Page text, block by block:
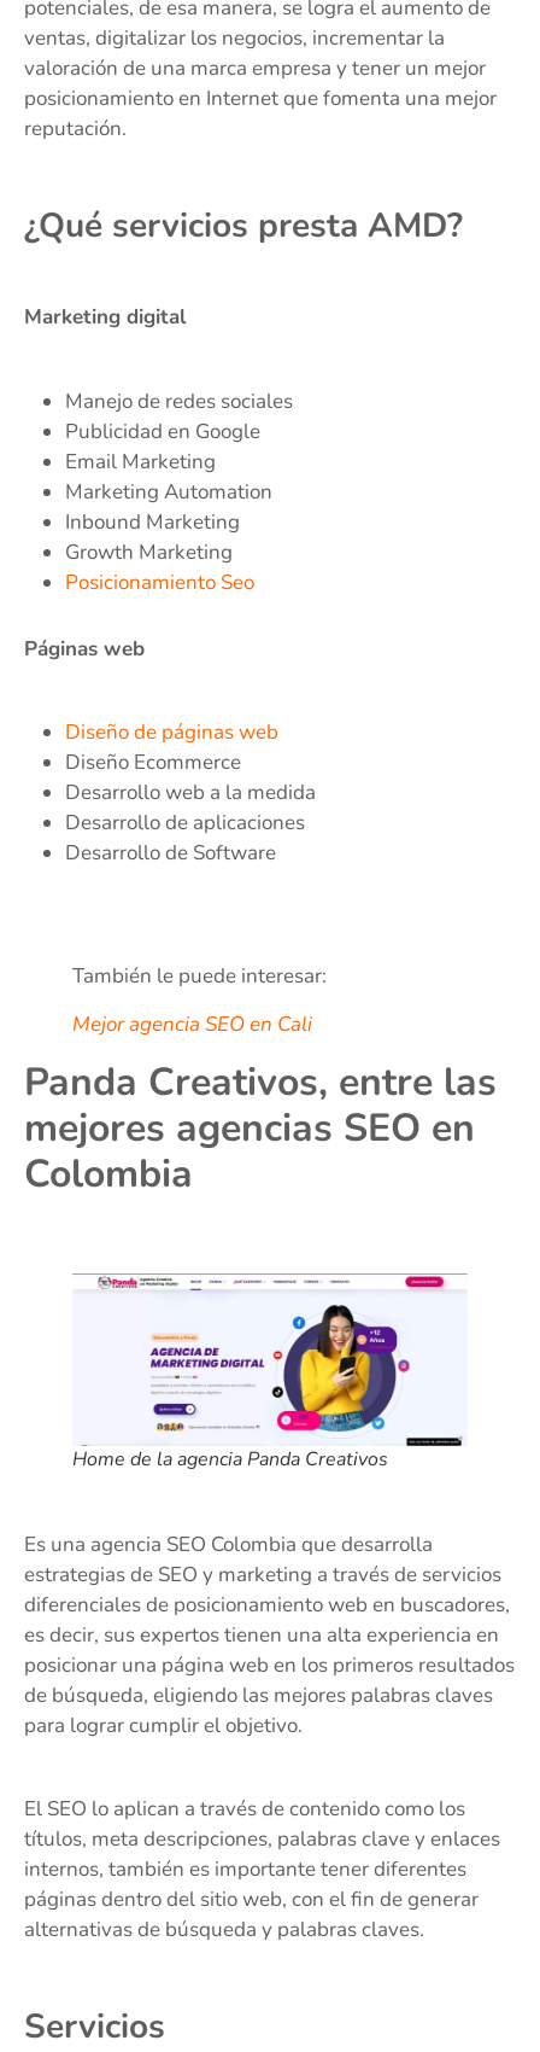
potenciales, de esa manera, se logra el aumento de
ventas, digitalizar los negocios, incrementar la
valoración de una marca empresa y tener un mejor
posicionamiento en Internet que fomenta una mejor
reputación.
¿Qué servicios presta AMD?
Marketing digital
Manejo de redes sociales
Publicidad en Google
Email Marketing
Marketing Automation
Inbound Marketing
Growth Marketing
Posicionamiento Seo
Páginas web
Diseño de páginas web
Diseño Ecommerce
Desarrollo web a la medida
Desarrollo de aplicaciones
Desarrollo de Software
También le puede interesar:
Mejor agencia SEO en Cali
Panda Creativos, entre las
mejores agencias SEO en
Colombia
Home de la agencia Panda Creativos
Es una agencia SEO Colombia que desarrolla
estrategias de SEO y marketing a través de servicios
diferenciales de posicionamiento web en buscadores,
es decir, sus expertos tienen una alta experiencia en
posicionar una página web en los primeros resultados
de búsqueda, eligiendo las mejores palabras claves
para lograr cumplir el objetivo.
El SEO lo aplican a través de contenido como los
títulos, meta descripciones, palabras clave y enlaces
internos, también es importante tener diferentes
páginas dentro del sitio web, con el fin de generar
alternativas de búsqueda y palabras claves.
Servicios